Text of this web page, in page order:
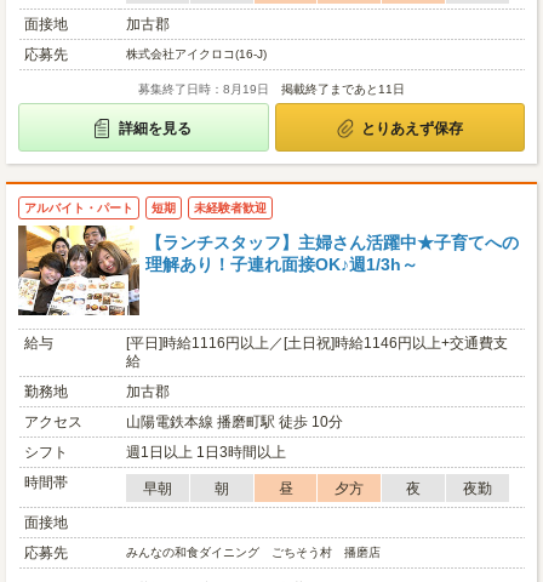
面接地
加古郡
応募先
株式会社アイクロコ(16-J)
募集終了日時：8月19日 掲載終了まであと11日
詳細を見る とりあえず保存
アルバイト・パート 短期 未経験者歓迎
【ランチスタッフ】主婦さん活躍中★子育てへの
理解あり！子連れ面接OK♪週1/3h～
給与
[平日]時給1116円以上／[土日祝]時給1146円以上+交通費支
給
勤務地
加古郡
アクセス
山陽電鉄本線 播磨町駅 徒歩 10分
シフト
週1日以上 1日3時間以上
時間帯
早朝 朝 昼 夕方 夜
夜勤
面接地
応募先
みんなの和食ダイニング ごちそう村 播磨店